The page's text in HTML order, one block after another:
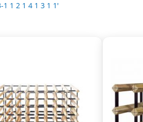
1 1 2 1 4 1 3 1 1'